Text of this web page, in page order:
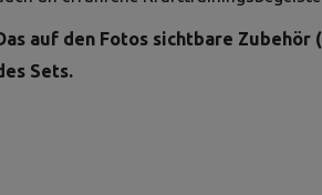
auf den Fotos sichtbare
Sets.